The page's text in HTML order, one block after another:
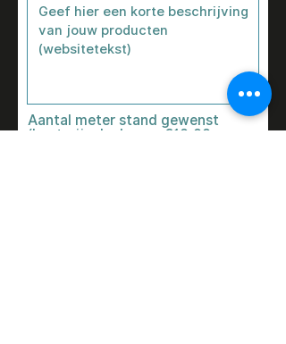
Aantal meter stand gewenst
(kostprijs deelname €10,00